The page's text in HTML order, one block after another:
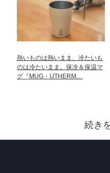
熱いものは熱いまま、冷たいも
のは冷たいまま。保冷＆保温マ
グ『MUG・UTHERM…
続き